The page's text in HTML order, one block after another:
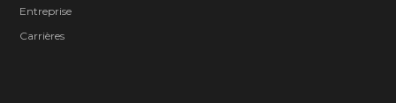
Entreprise
Carrières